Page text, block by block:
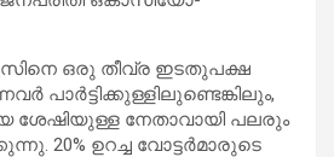
ഒരു തീവ്ര ഇടതുപക്ഷ
പാർട്ടിക്കുള്ളിലുണ്ടെങ്കിലും,
ശേഷിയുള്ള നേതാവായി പലരും
20% ഉറച്ച വോട്ടർമാരുടെ